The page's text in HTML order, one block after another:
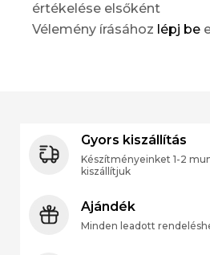
értékelése elsőként
Vélemény írásához lépj be
Gyors kiszállítás
Készítményeinket 1-2
kiszállítjuk
Ajándék
Minden leadott